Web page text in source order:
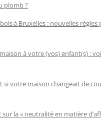
plomb ?
à Bruxelles : nouvelles
à votre (vos) enfant(s) :
si votre maison changeait de
sur la « neutralité en matière